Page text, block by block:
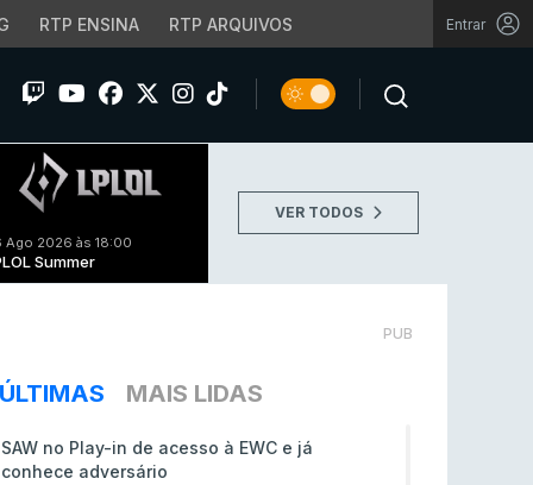
RTP ENSINA RTP ARQUIVOS Entrar
Ago 2026 às 18:00
Summer
VER TODOS
PUB
ÚLTIMAS MAIS LIDAS
SAW no Play-in de acesso à EWC e já
conhece adversário